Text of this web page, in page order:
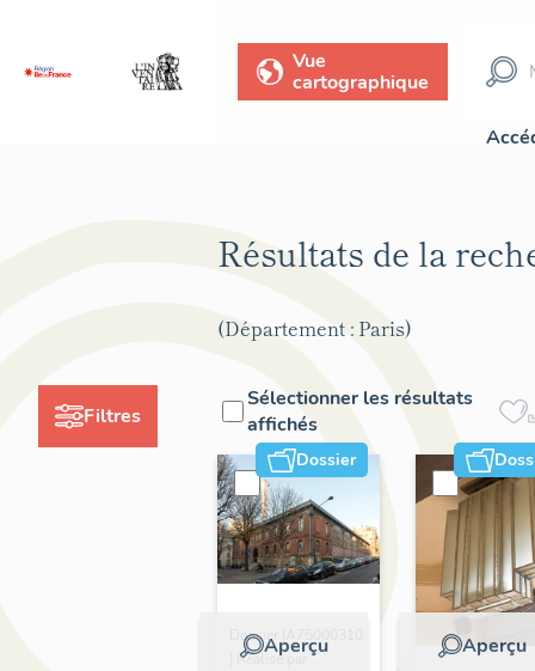
Vue
cartographique
Filtres
Résultats de la
(Département : Paris)
Sélectionner les résultats
affichés
Dossier
Aperçu
Dossier IA75000310
| Réalisé par
Aperçu